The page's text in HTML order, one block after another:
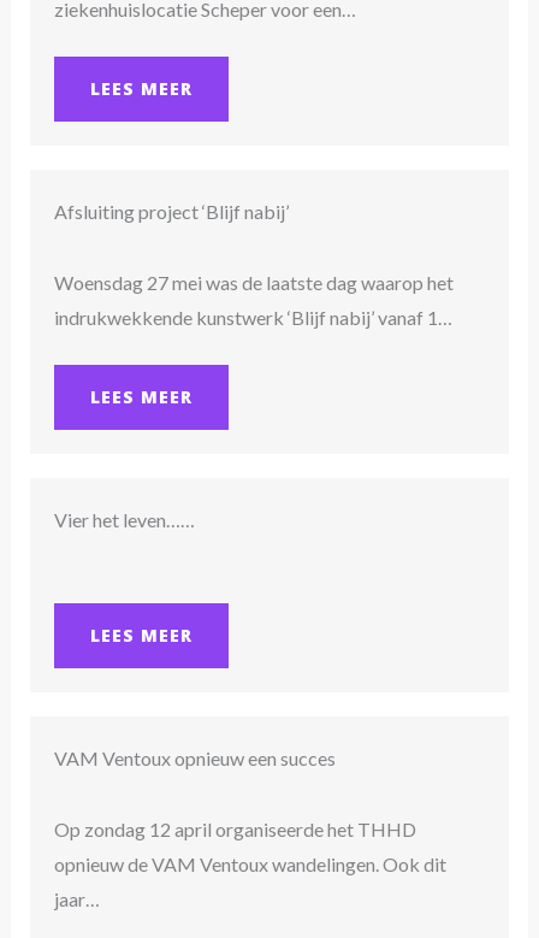
ziekenhuislocatie Scheper voor een…
LEES MEER
Afsluiting project ‘Blijf nabij’
Woensdag 27 mei was de laatste dag waarop het
indrukwekkende kunstwerk ‘Blijf nabij’ vanaf 1…
LEES MEER
Vier het leven……
LEES MEER
VAM Ventoux opnieuw een succes
Op zondag 12 april organiseerde het THHD
opnieuw de VAM Ventoux wandelingen. Ook dit
jaar…